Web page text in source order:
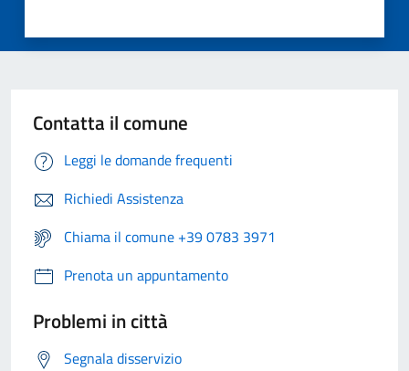
Contatta il comune
Leggi le domande frequenti
Richiedi Assistenza
Chiama il comune +39 0783 3971
Prenota un appuntamento
Problemi in città
Segnala disservizio